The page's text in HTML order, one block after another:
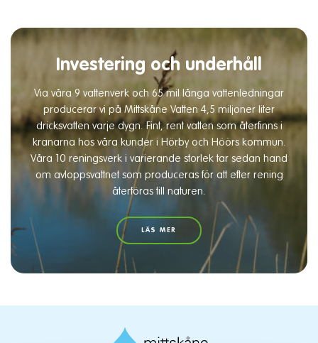
Investering och underhåll
Via våra 9 vattenverk och 65 mil långa vattenledningar
producerar vi på Mittskåne Vatten 4,5 miljoner liter
dricksvatten varje dygn. Fint, rent vatten som återfinns i
kranarna hos våra kunder i Hörby och Höörs kommun.
Våra 10 reningsverk i varierande storlek tar sedan hand
om avloppsvattnet som produceras för att efter rening
återföras till naturen.
LÄS MER